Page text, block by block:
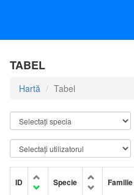
TABEL
Hartă Tabel
ID Specie Familie